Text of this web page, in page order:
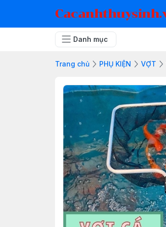
Danh mục
Trang chủ PHỤ KIỆN VỢT